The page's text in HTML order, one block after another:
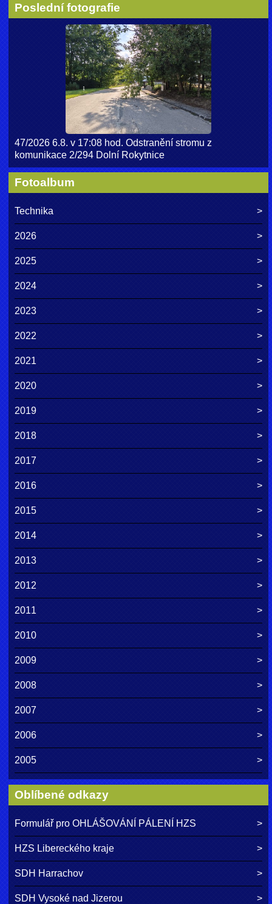
Poslední fotografie
47/2026 6.8. v 17:08 hod. Odstranění stromu z
komunikace 2/294 Dolní Rokytnice
Fotoalbum
Technika
2026
2025
2024
2023
2022
2021
2020
2019
2018
2017
2016
2015
2014
2013
2012
2011
2010
2009
2008
2007
2006
2005
Oblíbené odkazy
Formulář pro OHLÁŠOVÁNÍ PÁLENÍ HZS
HZS Libereckého kraje
SDH Harrachov
SDH Vysoké nad Jizerou